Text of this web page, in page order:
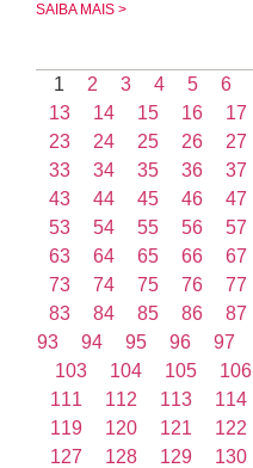
SAIBA MAIS >
1 2 3 4 5 6
13
14 15 16 17
23
24 25 26 27
33
34 35 36 37
43
44 45 46 47
53
54 55 56 57
63
64 65 66 67
73
74 75 76 77
83
84 85 86 87
93
94 95 96 97
103
104 105 106
111
112 113 114
119
120 121 122
127
128 129 130